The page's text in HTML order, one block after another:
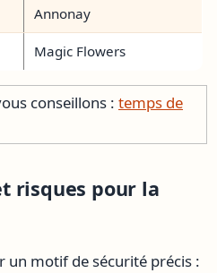
Annonay
Magic Flowers
conseillons : temps de
risques pour la
un motif de sécurité précis :